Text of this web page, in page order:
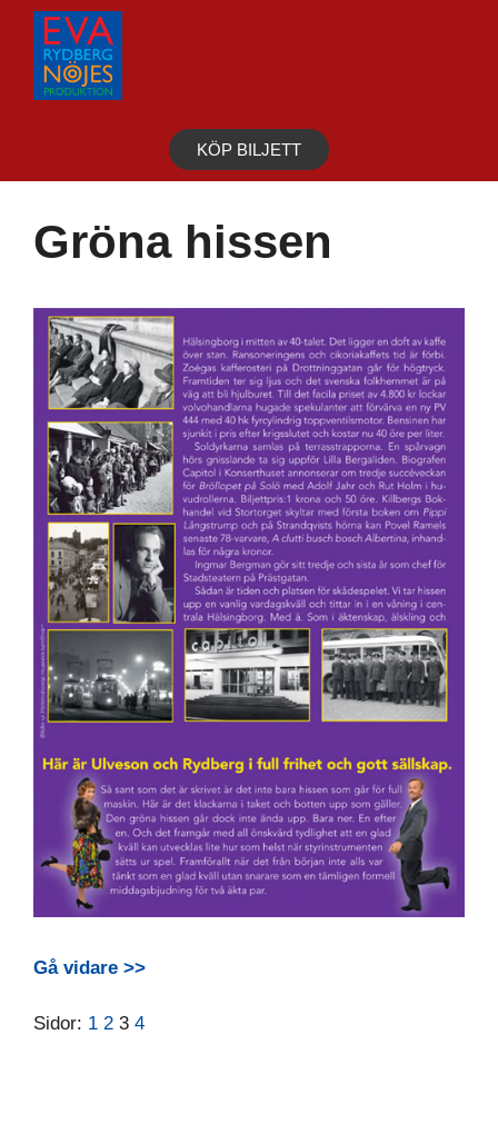
Hoppa
innehåll
KÖP BILJETT
Gröna hissen
Gå vidare >>
Sidor: 1 2 3 4